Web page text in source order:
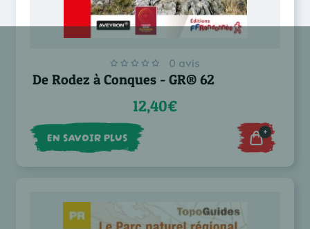
0 avis
De Rodez à Conques - GR® 62
12,40€
EN SAVOIR PLUS +